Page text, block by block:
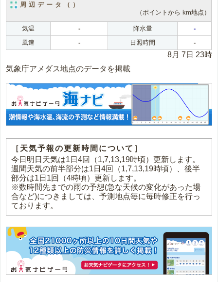
周辺データ（）
（ポイントから km地点）
気温 - 降水量
-
風速
- 日照時間 -
8月 7日 23時
気象庁アメダス地点のデータを掲載
［天気予報の更新時間について］
今日明日天気は1日4回（1,7,13,19時頃）更新します。
週間天気の前半部分は1日4回（1,7,13,19時頃）、後半
部分は1日1回（4時頃）更新します。
※数時間先までの雨の予想(急な天候の変化があった場
合など)につきましては、予測地点毎に毎時修正を行っ
ております。